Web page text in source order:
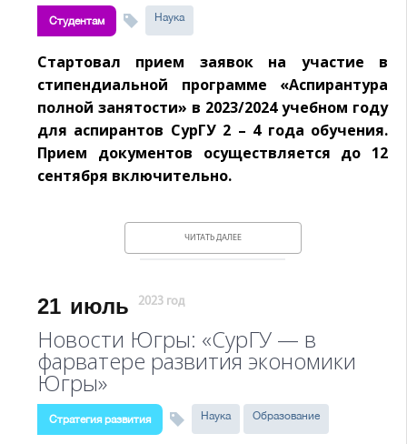
Студентам Наука
Стартовал прием заявок на участие в
стипендиальной программе «Аспирантура
полной занятости» в 2023/2024 учебном году
для аспирантов СурГУ 2 – 4 года обучения.
Прием документов осуществляется до 12
сентября включительно.
ЧИТАТЬ ДАЛЕЕ
21 июль 2023 год
Новости Югры: «СурГУ — в
фарватере развития экономики
Югры»
Стратегия развития Наука Образование